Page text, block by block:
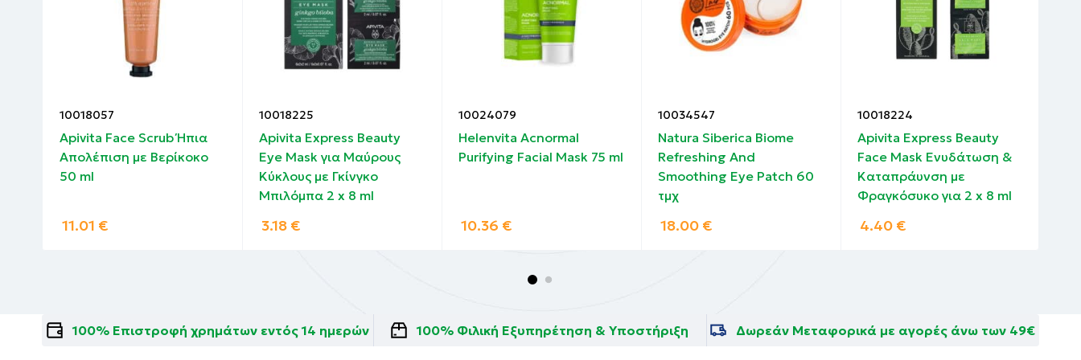
10018057
Apivita Face Scrub Ήπια
Απολέπιση με Βερίκοκο
50 ml
11.01 €
10018225
Apivita Express Beauty
Eye Mask για Μαύρους
Κύκλους με Γκίνγκο
Μπιλόμπα 2 x 8 ml
3.18 €
10024079
Helenvita Acnormal
Purifying Facial Mask 75 ml
10.36 €
10034547
Natura Siberica Biome
Refreshing And
Smoothing Eye Patch 60
τμχ
18.00 €
10018224
Apivita Express Beauty
Face Mask Ενυδάτωση &
Καταπράυνση με
Φραγκόσυκο για 2 x 8 ml
4.40 €
100% Επιστροφή χρημάτων εντός 14 ημερών 100% Φιλική Εξυπηρέτηση & Υποστήριξη Δωρεάν Μεταφορικά με αγορές άνω των 49€